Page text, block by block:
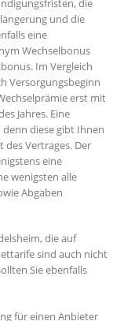
die
und die
eine
Wechselbonus
Im Vergleich
Versorgungsbeginn
erst mit
Jahres. Eine
diese gibt Ihnen
Vertrages. Der
eine
wenigsten alle
Abgaben
die auf
sind auch nicht
Sie ebenfalls
für einen Anbieter